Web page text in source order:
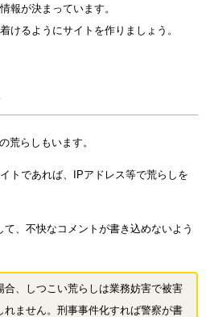
報が決まっています。
けるようにサイトを作りましょう。
荒らしもいます。
トであれば、IPアドレス等で荒らしを
、不快なコメントが書き込めないよう
合、しつこい荒らしは業務妨害で被害
れません。刑事事件化すれば警察が書